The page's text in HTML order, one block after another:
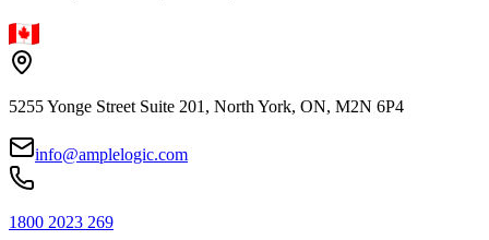
5255 Yonge Street Suite 201, North York, ON, M2N 6P4
info@amplelogic.com
1800 2023 269